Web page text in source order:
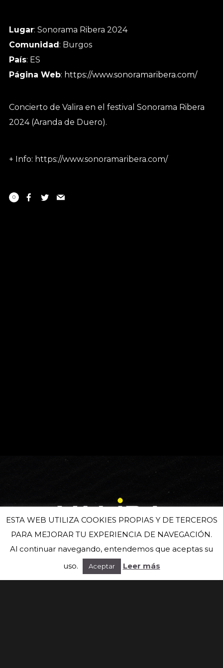
Lugar: Sonorama Ribera 2024
Comunidad: Burgos
País: ES
Página Web: https://www.sonoramaribera.com/
Concierto de Valira en el festival Sonorama Ribera
2024 (Aranda de Duero).
+ Info: https://www.sonoramaribera.com/
0
Suscríbete a nuestra newsletter
ESTA WEB UTILIZA COOKIES PROPIAS Y DE TERCEROS
PARA MEJORAR TU EXPERIENCIA DE NAVEGACIÓN.
Al continuar navegando, entendemos que aceptas su
uso.
Aceptar Leer más